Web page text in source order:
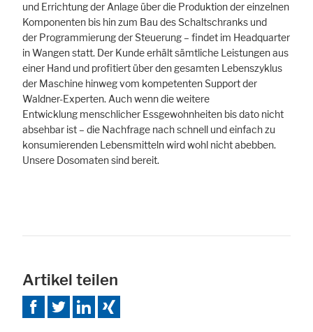
und Errichtung der Anlage über die Produktion der einzelnen
Komponenten bis hin zum Bau des Schaltschranks und
der Programmierung der Steuerung – findet im Headquarter
in Wangen statt. Der Kunde erhält sämtliche Leistungen aus
einer Hand und profitiert über den gesamten Lebenszyklus
der Maschine hinweg vom kompetenten Support der
Waldner-Experten. Auch wenn die weitere
Entwicklung menschlicher Essgewohnheiten bis dato nicht
absehbar ist – die Nachfrage nach schnell und einfach zu
konsumierenden Lebensmitteln wird wohl nicht abebben.
Unsere Dosomaten sind bereit.
Artikel teilen